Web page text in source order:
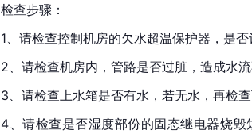
检查步骤：
1、请检查控制机房的欠水超温保护器，是
2、请检查机房内，管路是否过脏，造成水流
3、请检查上水箱是否有水，若无水，再检
4、请检查是否湿度部份的固态继电器烧毁